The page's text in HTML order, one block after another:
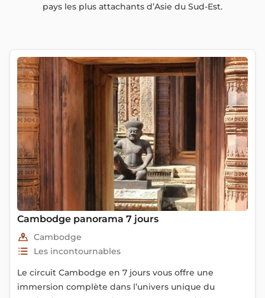
pays les plus attachants d’Asie du Sud-Est.
Cambodge panorama 7 jours
Cambodge
Les incontournables
Le circuit Cambodge en 7 jours vous offre une
immersion complète dans l’univers unique du